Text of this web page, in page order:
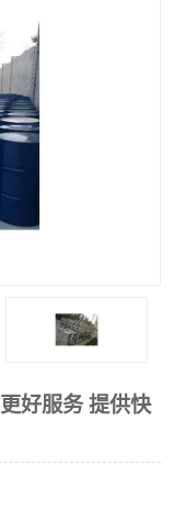
好服务 提供快
收废清洗剂